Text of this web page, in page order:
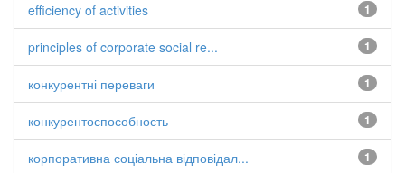
1
efficiency of activities
1
principles of corporate social re...
1
конкурентні переваги
1
конкурентоспособность
1
корпоративна соціальна відповідал...